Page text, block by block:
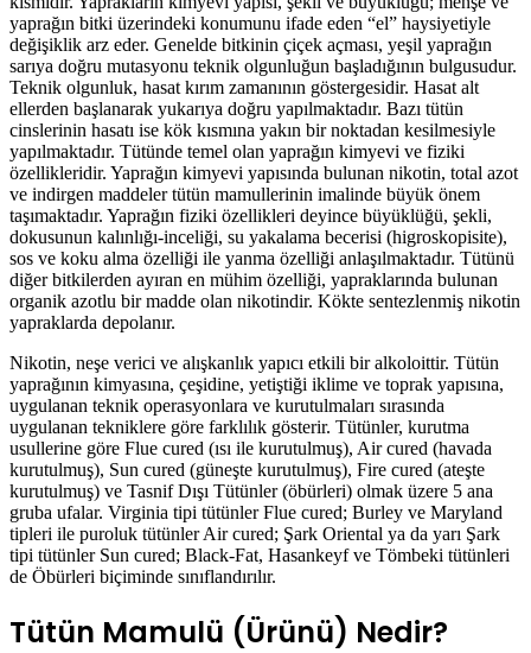
yaprağın bitki üzerindeki konumunu ifade eden “el” haysiyetiyle
değişiklik arz eder. Genelde bitkinin çiçek açması, yeşil yaprağın
sarıya doğru mutasyonu teknik olgunluğun başladığının bulgusudur.
Teknik olgunluk, hasat kırım zamanının göstergesidir. Hasat alt
ellerden başlanarak yukarıya doğru yapılmaktadır. Bazı tütün
cinslerinin hasatı ise kök kısmına yakın bir noktadan kesilmesiyle
yapılmaktadır. Tütünde temel olan yaprağın kimyevi ve fiziki
özellikleridir. Yaprağın kimyevi yapısında bulunan nikotin, total azot
ve indirgen maddeler tütün mamullerinin imalinde büyük önem
taşımaktadır. Yaprağın fiziki özellikleri deyince büyüklüğü, şekli,
dokusunun kalınlığı-inceliği, su yakalama becerisi (higroskopisite),
sos ve koku alma özelliği ile yanma özelliği anlaşılmaktadır. Tütünü
diğer bitkilerden ayıran en mühim özelliği, yapraklarında bulunan
organik azotlu bir madde olan nikotindir. Kökte sentezlenmiş nikotin
yapraklarda depolanır.
Nikotin, neşe verici ve alışkanlık yapıcı etkili bir alkoloittir. Tütün
yaprağının kimyasına, çeşidine, yetiştiği iklime ve toprak yapısına,
uygulanan teknik operasyonlara ve kurutulmaları sırasında
uygulanan tekniklere göre farklılık gösterir. Tütünler, kurutma
usullerine göre Flue cured (ısı ile kurutulmuş), Air cured (havada
kurutulmuş), Sun cured (güneşte kurutulmuş), Fire cured (ateşte
kurutulmuş) ve Tasnif Dışı Tütünler (öbürleri) olmak üzere 5 ana
gruba ufalar. Virginia tipi tütünler Flue cured; Burley ve Maryland
tipleri ile puroluk tütünler Air cured; Şark Oriental ya da yarı Şark
tipi tütünler Sun cured; Black-Fat, Hasankeyf ve Tömbeki tütünleri
de Öbürleri biçiminde sınıflandırılır.
Tütün Mamulü (Ürünü) Nedir?